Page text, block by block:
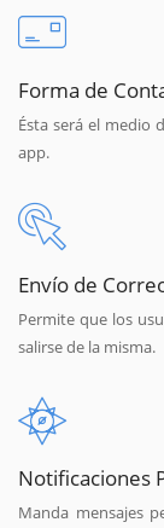
Forma de
Ésta será el medio
app.
Envío de
Permite que los
salirse de la misma.
Notificaciones
Manda mensajes